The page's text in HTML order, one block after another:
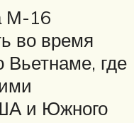
М-16
во время
Вьетнаме, где
и Южного